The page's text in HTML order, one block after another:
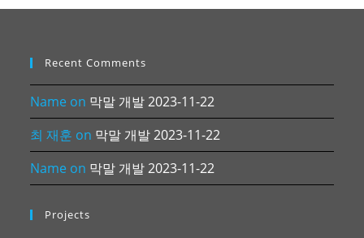
Recent Comments
Name on 막말 개발 2023-11-22
최 재훈 on 막말 개발 2023-11-22
Name on 막말 개발 2023-11-22
Projects